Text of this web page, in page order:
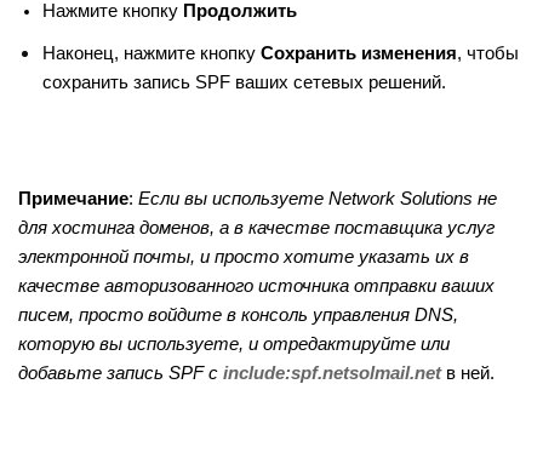
Нажмите кнопку Продолжить
Наконец, нажмите кнопку Сохранить изменения, чтобы
сохранить запись SPF ваших сетевых решений.
Примечание: Если вы используете Network Solutions не
для хостинга доменов, а в качестве поставщика услуг
электронной почты, и просто хотите указать их в
качестве авторизованного источника отправки ваших
писем, просто войдите в консоль управления DNS,
которую вы используете, и отредактируйте или
добавьте запись SPF с include:spf.netsolmail.net в ней.